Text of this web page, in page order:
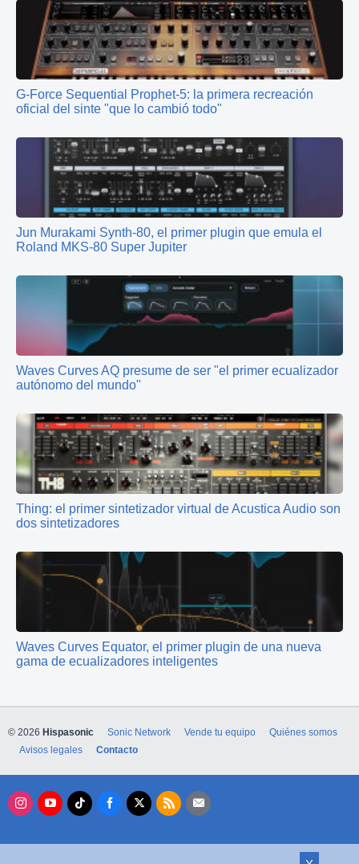
G‑Force Sequential Prophet‑5: la primera recreación
oficial del sinte "que lo cambió todo"
Jun Murakami Synth‑80, el primer plugin que emula el
Roland MKS‑80 Super Jupiter
Waves Curves AQ presume de ser "el primer ecualizador
autónomo del mundo"
Thing: el primer sintetizador virtual de Acustica Audio son
dos sintetizadores
Waves Curves Equator, el primer plugin de una nueva
gama de ecualizadores inteligentes
© 2026 Hispasonic Sonic Network Vende tu equipo
Quiénes somos
Avisos legales
Contacto